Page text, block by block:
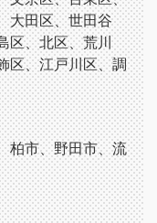
大田区、世田谷
区、北区、荒川
区、江戸川区、調
柏市、野田市、流